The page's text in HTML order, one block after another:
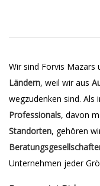
Wir sind Forvis Mazars
Ländern, weil wir aus
wegzudenken sind.
Professionals, davon
Standorten, gehören
Unternehmen jeder